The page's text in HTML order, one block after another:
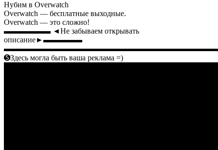
Нубим в Overwatch
Overwatch — бесплатные выходные.
Overwatch — это сложно!
▬▬▬▬▬▬ ◄Не забываем открывать
описание►▬▬▬▬▬
➎Здесь могла быть ваша реклама =)